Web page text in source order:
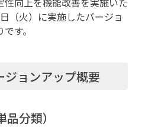
（火）に実施したバージョ
す。
ジョンアップ概要
分類）